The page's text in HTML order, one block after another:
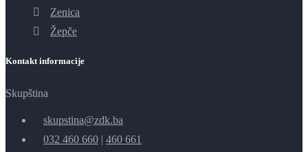
Zenica
Žepče
Kontakt informacije
Skupština
skupstina@zdk.ba
032 460 660 | 460 661